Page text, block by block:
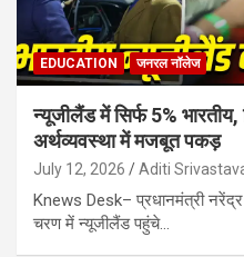
EDUCATION जनरल नॉलेज
न्यूजीलैंड में सिर्फ 5%
अर्थव्यवस्था में मजबूत पकड़
July 12, 2026 Aditi
Knews Desk– प्रधानमंत्री
चरण में न्यूजीलैंड पहुंचे…